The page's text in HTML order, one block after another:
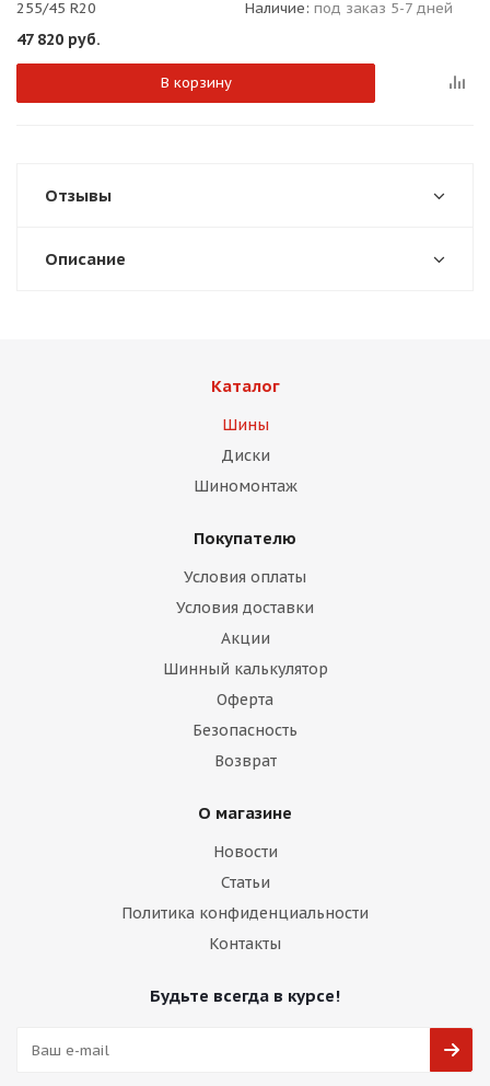
255/45 R20 Наличие: под заказ 5-7 дней
47 820 руб.
В корзину
Отзывы
Описание
Каталог
Шины
Диски
Шиномонтаж
Покупателю
Условия оплаты
Условия доставки
Акции
Шинный калькулятор
Оферта
Безопасность
Возврат
О магазине
Новости
Статьи
Политика конфиденциальности
Контакты
Будьте всегда в курсе!